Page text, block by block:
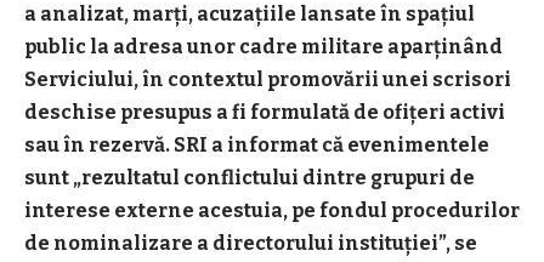
a analizat, marți, acuzațiile lansate în spațiul
public la adresa unor cadre militare aparținând
Serviciului, în contextul promovării unei scrisori
deschise presupus a fi formulată de ofițeri activi
sau în rezervă. SRI a informat că evenimentele
sunt „rezultatul conflictului dintre grupuri de
interese externe acestuia, pe fondul procedurilor
de nominalizare a directorului instituției”, se